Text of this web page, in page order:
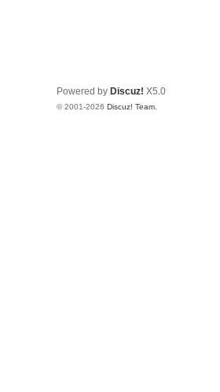
Powered by Discuz! X5.0
© 2001-2026 Discuz! Team